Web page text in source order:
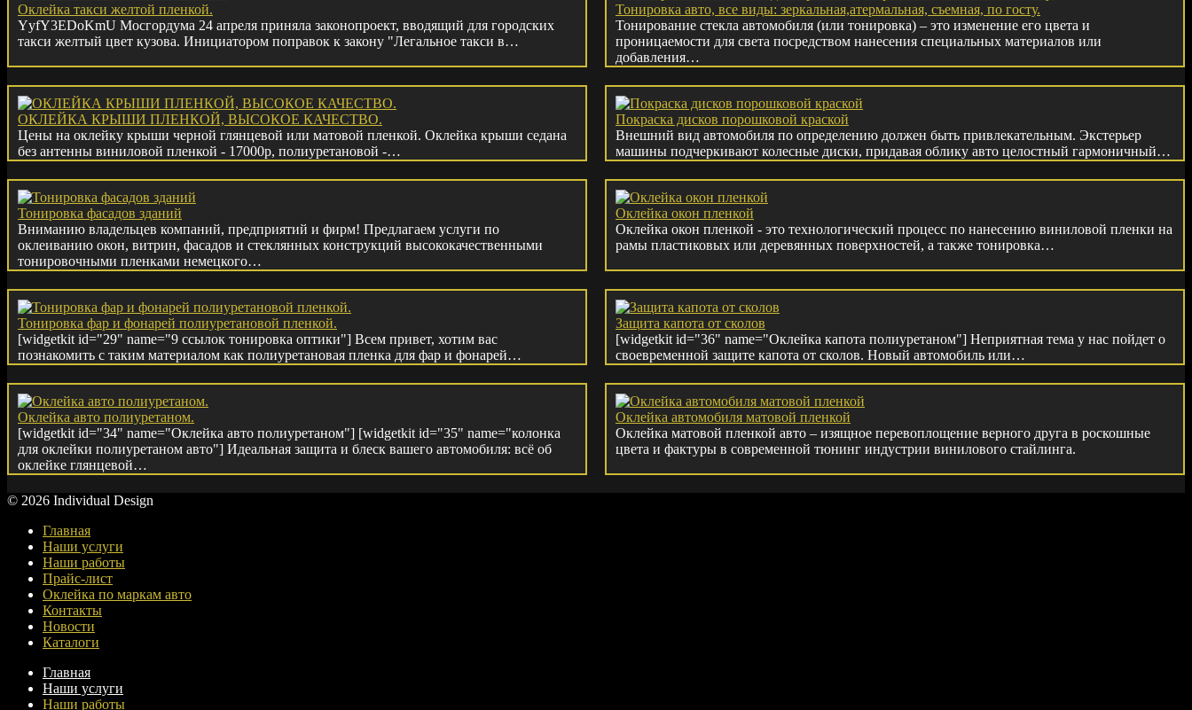
Оклейка такси желтой пленкой.
YyfY3EDoKmU Мосгордума 24 апреля приняла законопроект, вводящий для городских
такси желтый цвет кузова. Инициатором поправок к закону "Легальное такси в…
Тонировка авто, все виды: зеркальная,атермальная, съемная, по госту.
Тонирование стекла автомобиля (или тонировка) – это изменение его цвета и
проницаемости для света посредством нанесения специальных материалов или
добавления…
ОКЛЕЙКА КРЫШИ ПЛЕНКОЙ, ВЫСОКОЕ КАЧЕСТВО.
Цены на оклейку крыши черной глянцевой или матовой пленкой. Оклейка крыши седана
без антенны виниловой пленкой - 17000р, полиуретановой -…
Покраска дисков порошковой краской
Внешний вид автомобиля по определению должен быть привлекательным. Экстерьер
машины подчеркивают колесные диски, придавая облику авто целостный гармоничный…
Тонировка фасадов зданий
Вниманию владельцев компаний, предприятий и фирм! Предлагаем услуги по
оклеиванию окон, витрин, фасадов и стеклянных конструкций высококачественными
тонировочными пленками немецкого…
Оклейка окон пленкой
Оклейка окон пленкой - это технологический процесс по нанесению виниловой пленки на
рамы пластиковых или деревянных поверхностей, а также тонировка…
Тонировка фар и фонарей полиуретановой пленкой.
[widgetkit id="29" name="9 ссылок тонировка оптики"] Всем привет, хотим вас
познакомить с таким материалом как полиуретановая пленка для фар и фонарей…
Защита капота от сколов
[widgetkit id="36" name="Оклейка капота полиуретаном"] Неприятная тема у нас пойдет о
своевременной защите капота от сколов. Новый автомобиль или…
Оклейка авто полиуретаном.
[widgetkit id="34" name="Оклейка авто полиуретаном"] [widgetkit id="35" name="колонка
для оклейки полиуретаном авто"] Идеальная защита и блеск вашего автомобиля: всё об
оклейке глянцевой…
Оклейка автомобиля матовой пленкой
Оклейка матовой пленкой авто – изящное перевоплощение верного друга в роскошные
цвета и фактуры в современной тюнинг индустрии винилового стайлинга.
© 2026 Individual Design
Главная
Наши услуги
Наши работы
Прайс-лист
Оклейка по маркам авто
Контакты
Новости
Каталоги
Главная
Наши услуги
Наши работы